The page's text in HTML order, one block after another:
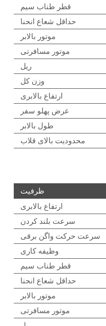
قطر طناب سیم
حداقل شعاع انحنا
موتور بالابر
موتور مسافرتی
ریل
وزن کل
ارتفاع بالابری
عرض پهلو سفر
طول بالابر
محدودیت بالای قلاب
ظرفیت
ارتفاع بالابری
سرعت بلند کردن
سرعت حرکت واگن برقی
وظیفه کاری
قطر طناب سیم
حداقل شعاع انحنا
موتور بالابر
موتور مسافرتی